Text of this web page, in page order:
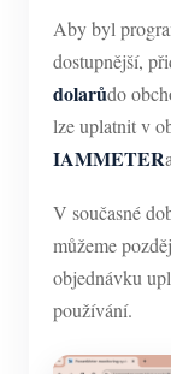
Aby byl
dostupnější,
dolarůdo
lze uplatnit v
IAMMETERa
V současné
můžeme
objednávku
používání.